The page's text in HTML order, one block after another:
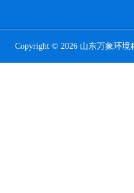
Copyright © 2026 山东万象环境